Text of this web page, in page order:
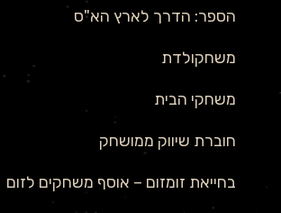
הספר: הדרך לארץ הא"ס
משחקולדת
משחקי הבית
חוברת שיווק ממושחק
בחייאת זומזום – אוסף משחקים לזום